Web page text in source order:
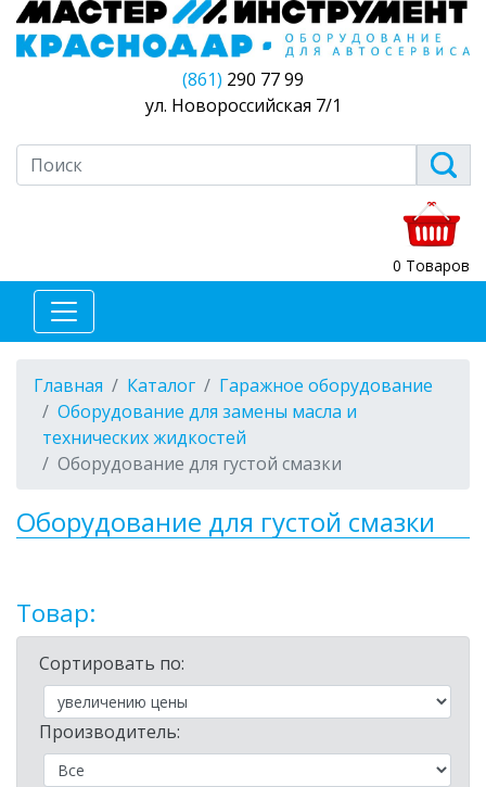
(861) 290 77 99
ул. Новороссийская 7/1
0 Товаров
Главная Каталог
Гаражное оборудование
Оборудование для замены масла и
технических жидкостей
Оборудование для густой смазки
Оборудование для густой смазки
Товар:
Сортировать по:
Производитель: